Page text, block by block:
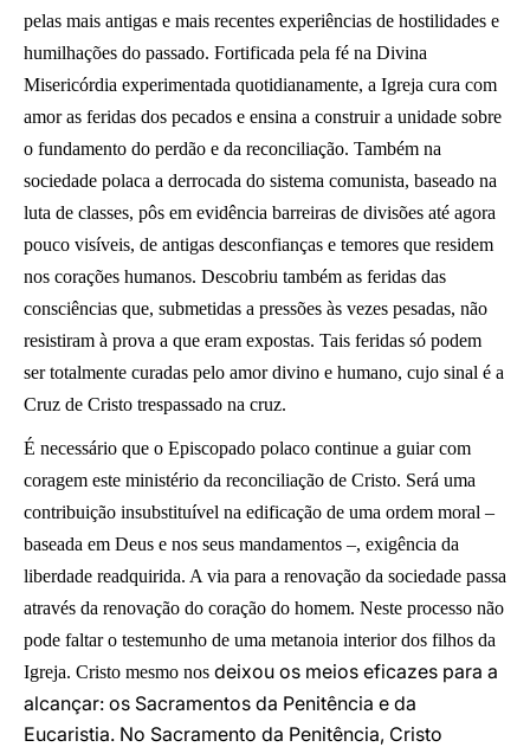
pelas mais antigas e mais recentes experiências de hostilidades e
humilhações do passado. Fortificada pela fé na Divina
Misericórdia experimentada quotidianamente, a Igreja cura com
amor as feridas dos pecados e ensina a construir a unidade sobre
o fundamento do perdão e da reconciliação. Também na
sociedade polaca a derrocada do sistema comunista, baseado na
luta de classes, pôs em evidência barreiras de divisões até agora
pouco visíveis, de antigas desconfianças e temores que residem
nos corações humanos. Descobriu também as feridas das
consciências que, submetidas a pressões às vezes pesadas, não
resistiram à prova a que eram expostas. Tais feridas só podem
ser totalmente curadas pelo amor divino e humano, cujo sinal é a
Cruz de Cristo trespassado na cruz.
É necessário que o Episcopado polaco continue a guiar com
coragem este ministério da reconciliação de Cristo. Será uma
contribuição insubstituível na edificação de uma ordem moral –
baseada em Deus e nos seus mandamentos –, exigência da
liberdade readquirida. A via para a renovação da sociedade passa
através da renovação do coração do homem. Neste processo não
pode faltar o testemunho de uma metanoia interior dos filhos da
Igreja. Cristo mesmo nos deixou os meios eficazes para a
alcançar: os Sacramentos da Penitência e da
Eucaristia. No Sacramento da Penitência, Cristo